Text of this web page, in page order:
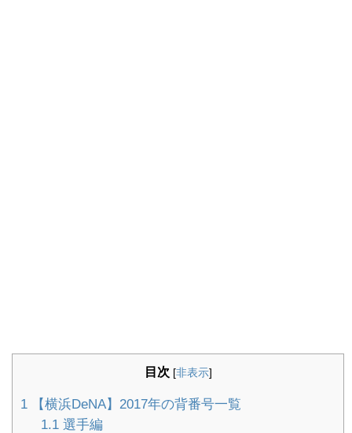
目次 [非表示]
1 【横浜DeNA】2017年の背番号一覧
1.1選手編